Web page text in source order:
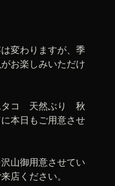
変わりますが、季
お楽しみいただけ
コ 天然ぶり 秋
本日もご用意させ
山御用意させてい
店ください。